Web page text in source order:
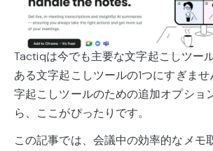
Tactiqは今でも主要な文字起こしツー
ある文字起こしツールの1つにすぎま
字起こしツールのための追加オプショ
ら、ここがぴったりです。
この記事では、会議中の効率的なメモ